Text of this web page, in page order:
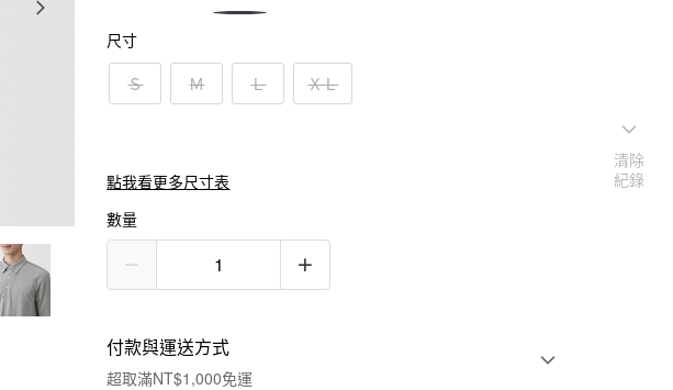
尺寸
Ｓ
Ｍ Ｌ ＸＬ
點我看更多尺寸表
數量
付款與運送方式
超取滿NT$1,000免運
清除
紀錄